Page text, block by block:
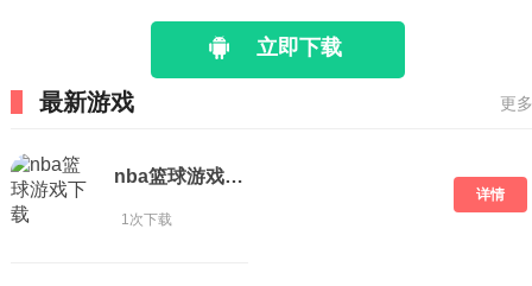
立即下载
最新游戏 更
nba篮球游戏下载
1次下载
详情